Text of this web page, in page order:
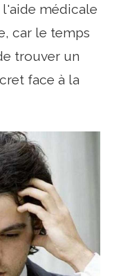
médicale
car le temps
trouver un
face à la